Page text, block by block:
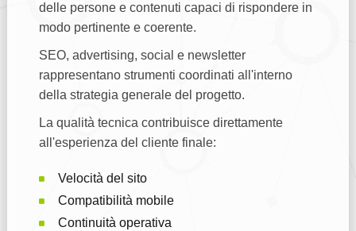
delle persone e contenuti capaci di rispondere in
modo pertinente e coerente.
SEO, advertising, social e newsletter
rappresentano strumenti coordinati all'interno
della strategia generale del progetto.
La qualità tecnica contribuisce direttamente
all'esperienza del cliente finale:
Velocità del sito
Compatibilità mobile
Continuità operativa